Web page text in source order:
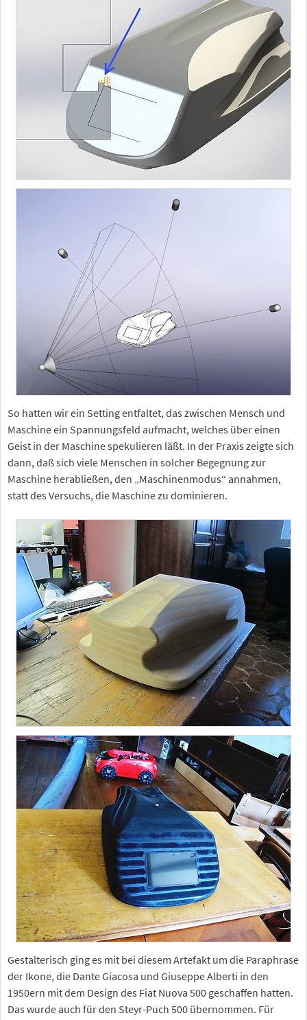
So hatten wir ein Setting entfaltet, das zwischen Mensch und
Maschine ein Spannungsfeld aufmacht, welches über einen
Geist in der Maschine spekulieren läßt. In der Praxis zeigte sich
dann, daß sich viele Menschen in solcher Begegnung zur
Maschine herabließen, den „Maschinenmodus“ annahmen,
statt des Versuchs, die Maschine zu dominieren.
Gestalterisch ging es mit bei diesem Artefakt um die Paraphrase
der Ikone, die Dante Giacosa und Giuseppe Alberti in den
1950ern mit dem Design des Fiat Nuova 500 geschaffen hatten.
Das wurde auch für den Steyr-Puch 500 übernommen. Für